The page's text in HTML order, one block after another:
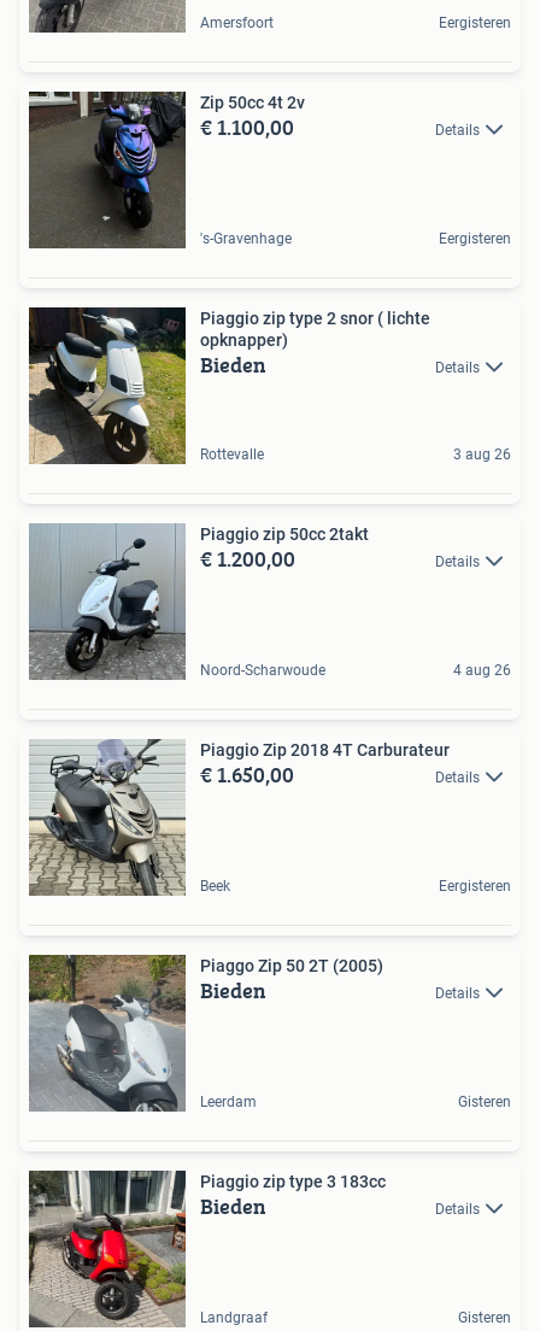
Amersfoort Eergisteren
Zip 50cc 4t 2v
€ 1.100,00 Details
's-Gravenhage Eergisteren
Piaggio zip type 2 snor ( lichte
opknapper)
Bieden Details
Rottevalle 3 aug 26
Piaggio zip 50cc 2takt
€ 1.200,00 Details
Noord-Scharwoude 4 aug 26
Piaggio Zip 2018 4T Carburateur
€ 1.650,00 Details
Beek Eergisteren
Piaggo Zip 50 2T (2005)
Bieden Details
Leerdam Gisteren
Piaggio zip type 3 183cc
Bieden Details
Landgraaf Gisteren